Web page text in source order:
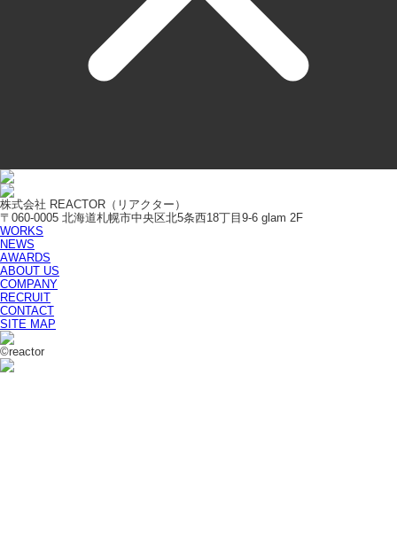
株式会社 REACTOR（リアクター）
〒060-0005 北海道札幌市中央区北5条西18丁目9-6 glam 2F
WORKS
NEWS
AWARDS
ABOUT US
COMPANY
RECRUIT
CONTACT
SITE MAP
©reactor